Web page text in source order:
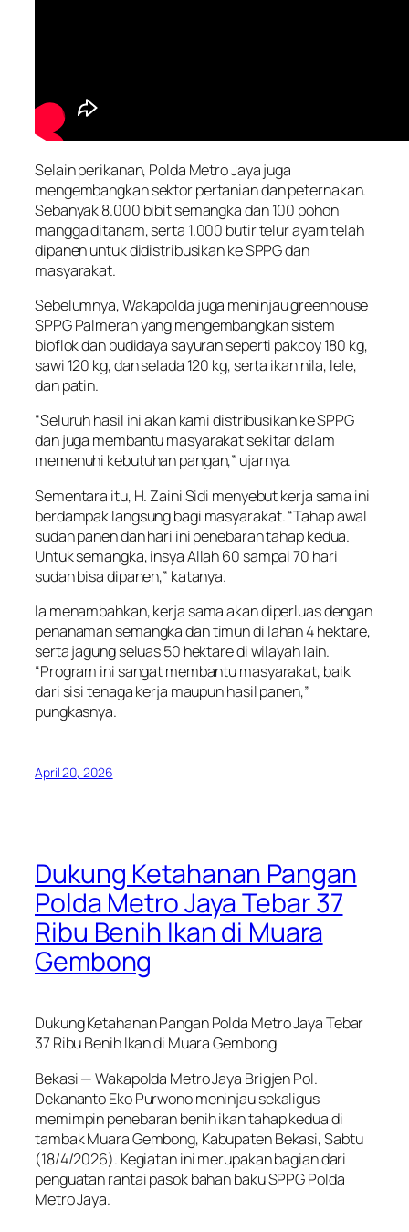
Selain perikanan, Polda Metro Jaya juga
mengembangkan sektor pertanian dan peternakan.
Sebanyak 8.000 bibit semangka dan 100 pohon
mangga ditanam, serta 1.000 butir telur ayam telah
dipanen untuk didistribusikan ke SPPG dan
masyarakat.
Sebelumnya, Wakapolda juga meninjau greenhouse
SPPG Palmerah yang mengembangkan sistem
bioflok dan budidaya sayuran seperti pakcoy 180 kg,
sawi 120 kg, dan selada 120 kg, serta ikan nila, lele,
dan patin.
“Seluruh hasil ini akan kami distribusikan ke SPPG
dan juga membantu masyarakat sekitar dalam
memenuhi kebutuhan pangan,” ujarnya.
Sementara itu, H. Zaini Sidi menyebut kerja sama ini
berdampak langsung bagi masyarakat. “Tahap awal
sudah panen dan hari ini penebaran tahap kedua.
Untuk semangka, insya Allah 60 sampai 70 hari
sudah bisa dipanen,” katanya.
Ia menambahkan, kerja sama akan diperluas dengan
penanaman semangka dan timun di lahan 4 hektare,
serta jagung seluas 50 hektare di wilayah lain.
“Program ini sangat membantu masyarakat, baik
dari sisi tenaga kerja maupun hasil panen,”
pungkasnya.
April 20, 2026
Dukung Ketahanan Pangan
Polda Metro Jaya Tebar 37
Ribu Benih Ikan di Muara
Gembong
Dukung Ketahanan Pangan Polda Metro Jaya Tebar
37 Ribu Benih Ikan di Muara Gembong
Bekasi — Wakapolda Metro Jaya Brigjen Pol.
Dekananto Eko Purwono meninjau sekaligus
memimpin penebaran benih ikan tahap kedua di
tambak Muara Gembong, Kabupaten Bekasi, Sabtu
(18/4/2026). Kegiatan ini merupakan bagian dari
penguatan rantai pasok bahan baku SPPG Polda
Metro Jaya.